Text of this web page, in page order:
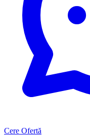
Cere Ofertă